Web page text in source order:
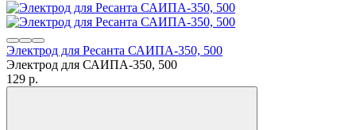
Электрод для Ресанта САИПА-350, 500
Электрод для САИПА-350, 500
129 p.